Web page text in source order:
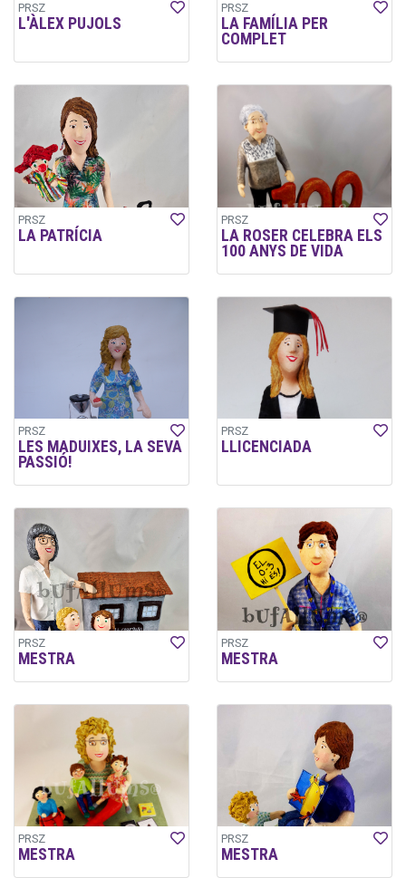
PRSZ
L'ÀLEX PUJOLS
PRSZ
LA FAMÍLIA PER
COMPLET
PRSZ
LA PATRÍCIA
PRSZ
LA ROSER CELEBRA ELS
100 ANYS DE VIDA
PRSZ
LES MADUIXES, LA SEVA
PASSIÓ!
PRSZ
LLICENCIADA
PRSZ
MESTRA
PRSZ
MESTRA
PRSZ
MESTRA
PRSZ
MESTRA